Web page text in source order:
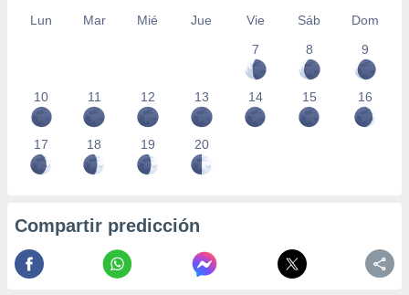
Lun Mar Mié Jue Vie Sáb
Dom
7
8 9
10 11 12 13 14 15 16
17 18 19 20
Compartir predicción